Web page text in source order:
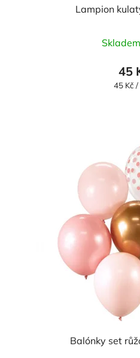
Lampion
Skladem
45
Měrná
45 Kč /
Balónky set